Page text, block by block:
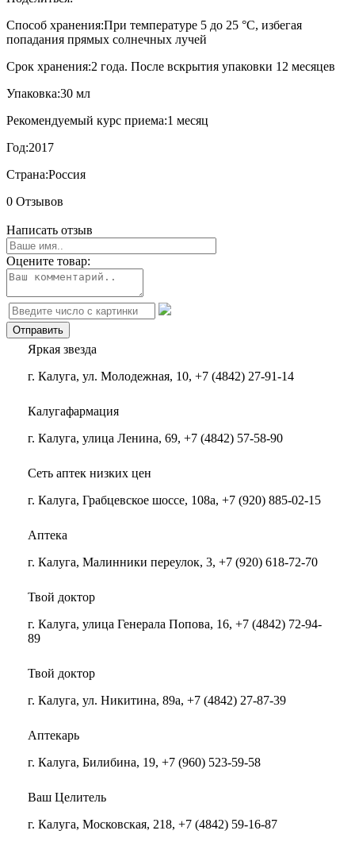
Способ хранения:При температуре 5 до 25 °C, избегая
попадания прямых солнечных лучей
Срок хранения:2 года. После вскрытия упаковки 12 месяцев
Упаковка:30 мл
Рекомендуемый курс приема:1 месяц
Год:2017
Страна:Россия
0 Отзывов
Написать отзыв
Оцените товар:
Яркая звезда
г. Калуга, ул. Молодежная, 10, +7 (4842) 27-91-14
Калугафармация
г. Калуга, улица Ленина, 69, +7 (4842) 57-58-90
Сеть аптек низких цен
г. Калуга, Грабцевское шоссе, 108а, +7 (920) 885-02-15
Аптека
г. Калуга, Малинники переулок, 3, +7 (920) 618-72-70
Твой доктор
г. Калуга, улица Генерала Попова, 16, +7 (4842) 72-94-
89
Твой доктор
г. Калуга, ул. Никитина, 89а, +7 (4842) 27-87-39
Аптекарь
г. Калуга, Билибина, 19, +7 (960) 523-59-58
Ваш Целитель
г. Калуга, Московская, 218, +7 (4842) 59-16-87